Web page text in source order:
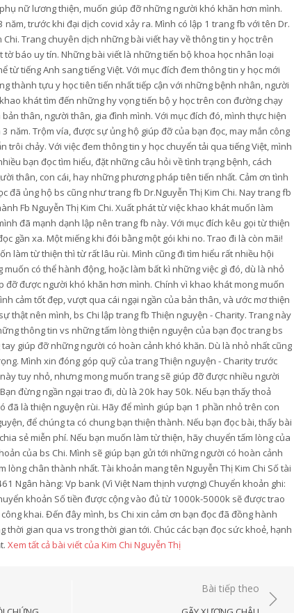
nữ lương thiện, muốn giúp đỡ những người khó khăn hơn mình.
năm, trước khi đại dịch covid xảy ra. Mình có lập 1 trang fb với tên Dr.
Chi. Trang chuyên dịch những bài viết hay về thông tin y học trên
tờ báo uy tín. Những bài viết là những tiến bộ khoa học nhân loại
từ tiếng Anh sang tiếng Việt. Với mục đích đem thông tin y học mới
thành tựu y học tiên tiến nhất tiếp cận với những bệnh nhân, người
khát tìm đến những hy vọng tiến bộ y học trên con đường chạy
thân, người thân, gia đình mình. Với mục đích đó, mình thực hiện
năm. Trộm vía, được sự ủng hộ giúp đỡ của bạn đọc, may mắn công
trôi chảy. Với việc đem thông tin y học chuyển tải qua tiếng Việt, mình
bạn đọc tìm hiểu, đặt những câu hỏi về tình trạng bệnh, cách
thân, con cái, hay những phương pháp tiên tiến nhất. Cảm ơn tình
đã ủng hộ bs cũng như trang fb Dr.Nguyễn Thị Kim Chi. Nay trang fb
Fb Nguyễn Thị Kim Chi. Xuất phát từ việc khao khát muốn làm
đã mạnh dạnh lập nên trang fb này. Với mục đích kêu gọi từ thiện
gần xa. Một miếng khi đói bằng một gói khi no. Trao đi là còn mãi!
làm từ thiện thì từ rất lâu rùi. Mình cũng đi tìm hiểu rất nhiều hội
muốn có thể hành động, hoặc làm bất kì những việc gì đó, dù là nhỏ
đỡ được người khó khăn hơn mình. Chính vì khao khát mong muốn
cảm tốt đẹp, vượt qua cái ngại ngần của bản thân, và ước mơ thiện
thật nên mình, bs Chi lập trang fb Thiện nguyện - Charity. Trang này
thông tin vs những tấm lòng thiện nguyện của bạn đọc trang bs
tay giúp đỡ những người có hoàn cảnh khó khăn. Dù là nhỏ nhất cũng
Mình xin đóng góp quỹ của trang Thiện nguyện - Charity trước
tuy nhỏ, nhưng mong muốn trang sẽ giúp đỡ được nhiều người
đừng ngần ngại trao đi, dù là 20k hay 50k. Nếu bạn thấy thoả
đã là thiện nguyện rùi. Hãy để mình giúp bạn 1 phần nhỏ trên con
để chúng ta có chung bạn thiện thành. Nếu bạn đọc bài, thấy bài
sẻ miễn phí. Nếu bạn muốn làm từ thiện, hãy chuyển tấm lòng của
của bs Chi. Mình sẽ giúp bạn gửi tới những người có hoàn cảnh
lòng chân thành nhất. Tài khoản mang tên Nguyễn Thị Kim Chi Số tài
Ngân hàng: Vp bank (Vì Việt Nam thịnh vượng) Chuyển khoản ghi:
khoản Số tiền được cộng vào đủ từ 1000k-5000k sẽ được trao
khai. Đến đây mình, bs Chi xin cảm ơn bạn đọc đã đồng hành
thời gian qua vs trong thời gian tới. Chúc các bạn đọc sức khoẻ, hạnh
Xem tất cả bài viết của Kim Chi Nguyễn Thị
Bài tiếp theo